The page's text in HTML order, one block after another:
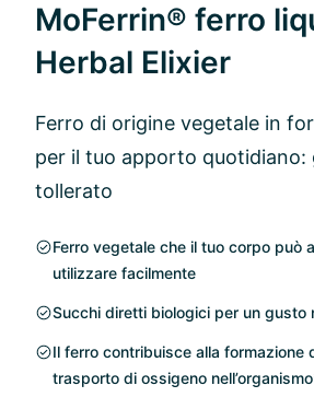
MoFerrin® ferro
Herbal Elixier
Ferro di origine vegetale in
per il tuo apporto quotidiano:
tollerato
Ferro vegetale che il tuo corpo può
utilizzare facilmente
Succhi diretti biologici per un gusto
Il ferro contribuisce alla formazione
trasporto di ossigeno